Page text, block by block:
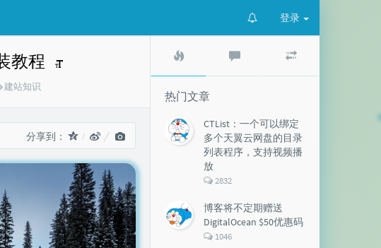
登录
教程
分
建站知识
分享到：
文
章
评
文
热门文章
CTList：一个可以绑定
多个天翼云网盘的目录
列表程序，支持视频播
放
评
数：
2832
博客将不定期赠送
DigitalOcean $50优惠码
评
1046